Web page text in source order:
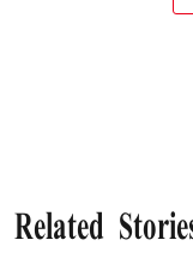
Related